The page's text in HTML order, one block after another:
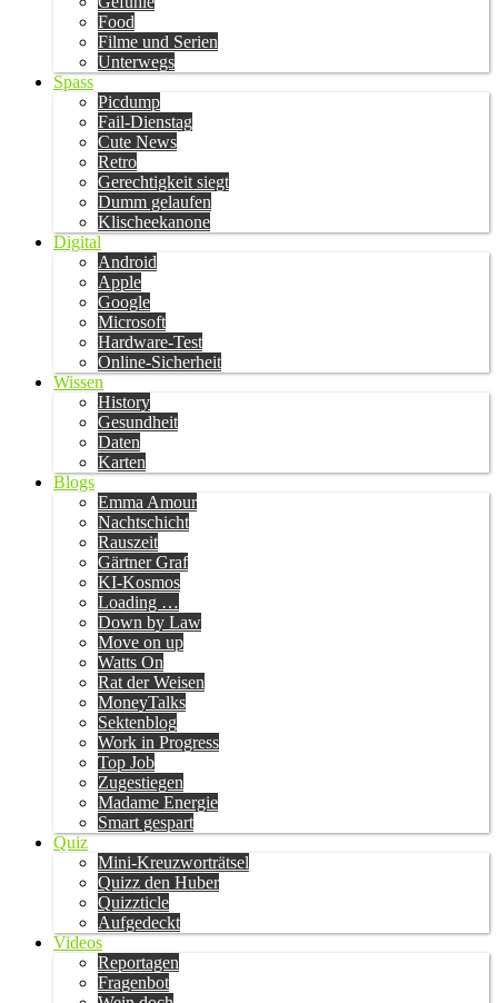
Food
Filme und Serien
Unterwegs
Spass
Picdump
Fail-Dienstag
Cute News
Retro
Gerechtigkeit siegt
Dumm gelaufen
Klischeekanone
Digital
Android
Apple
Google
Microsoft
Hardware-Test
Online-Sicherheit
Wissen
History
Gesundheit
Daten
Karten
Blogs
Emma Amour
Nachtschicht
Rauszeit
Gärtner Graf
KI-Kosmos
Loading …
Down by Law
Move on up
Watts On
Rat der Weisen
MoneyTalks
Sektenblog
Work in Progress
Top Job
Zugestiegen
Madame Energie
Smart gespart
Quiz
Mini-Kreuzworträtsel
Quizz den Huber
Quizzticle
Aufgedeckt
Videos
Reportagen
Fragenbot